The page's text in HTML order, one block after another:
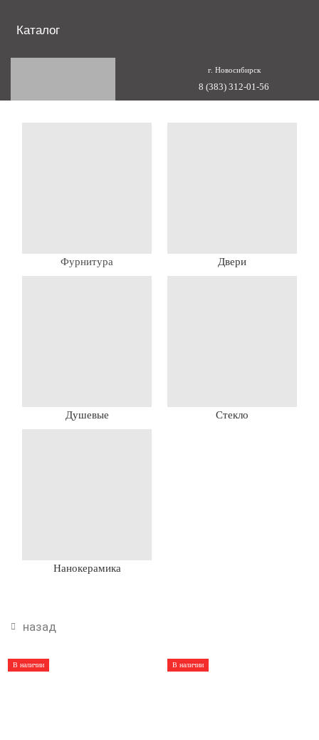
Каталог
г. Новосибирск
8 (383) 312-01-56
Фурнитура Двери
Душевые Стекло
Нанокерамика
назад
В наличии В наличии